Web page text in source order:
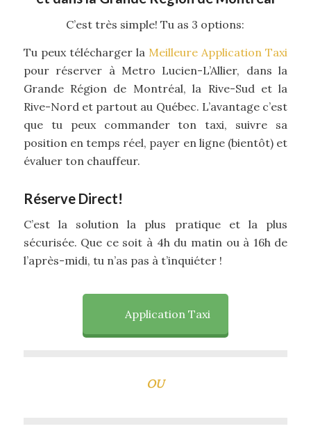
C’est très simple! Tu as 3 options:
Tu peux télécharger la Meilleure Application Taxi
pour réserver à Metro Lucien-L’Allier, dans la
Grande Région de Montréal, la Rive-Sud et la
Rive-Nord et partout au Québec. L’avantage c’est
que tu peux commander ton taxi, suivre sa
position en temps réel, payer en ligne (bientôt) et
évaluer ton chauffeur.
Réserve Direct!
C’est la solution la plus pratique et la plus
sécurisée. Que ce soit à 4h du matin ou à 16h de
l’après-midi, tu n’as pas à t’inquiéter !
Application Taxi
OU